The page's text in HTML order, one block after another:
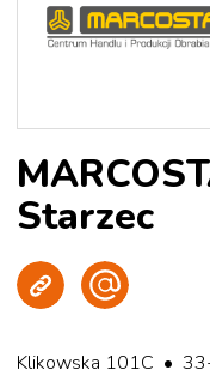
Starzec
Klikowska 101C •